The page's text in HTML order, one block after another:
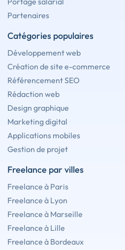
Partenaires
Catégories populaires
Développement web
Création de site e-commerce
Référencement SEO
Rédaction web
Design graphique
Marketing digital
Applications mobiles
Gestion de projet
Freelance par villes
Freelance à Paris
Freelance à Lyon
Freelance à Marseille
Freelance à Lille
Freelance à Bordeaux